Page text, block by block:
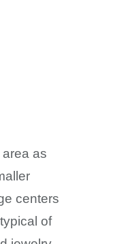
as
centers
of